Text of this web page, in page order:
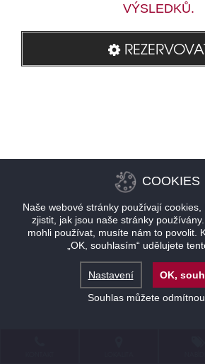
VÝSLEDKŮ.
COOKIES
Naše webové stránky používají
zjistit, jak jsou naše stránky
mohli používat, musíte nám to povolit.
„OK, souhlasím“ udělujete
Nastavení
OK,
Souhlas můžete